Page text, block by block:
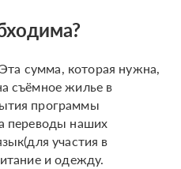
сумма, которая нужна,
съёмное жилье в
программы
переводы наших
участия в
и одежду.